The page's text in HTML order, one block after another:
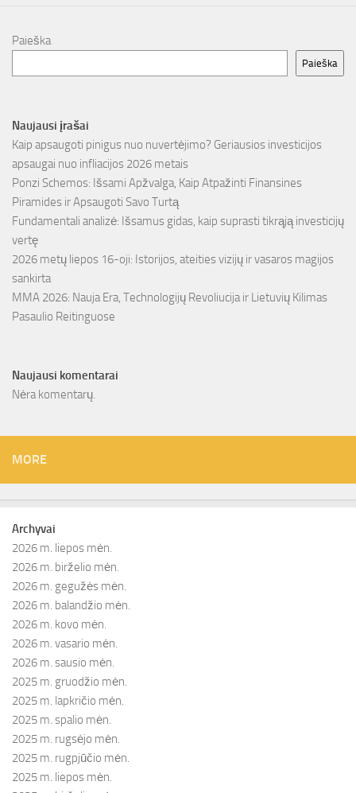
Paieška
Paieška
Naujausi įrašai
Kaip apsaugoti pinigus nuo nuvertėjimo? Geriausios investicijos
apsaugai nuo infliacijos 2026 metais
Ponzi Schemos: Išsami Apžvalga, Kaip Atpažinti Finansines
Piramides ir Apsaugoti Savo Turtą
Fundamentali analizė: Išsamus gidas, kaip suprasti tikrąją investicijų
vertę
2026 metų liepos 16-oji: Istorijos, ateities vizijų ir vasaros magijos
sankirta
MMA 2026: Nauja Era, Technologijų Revoliucija ir Lietuvių Kilimas
Pasaulio Reitinguose
Naujausi komentarai
Nėra komentarų.
MORE
Archyvai
2026 m. liepos mėn.
2026 m. birželio mėn.
2026 m. gegužės mėn.
2026 m. balandžio mėn.
2026 m. kovo mėn.
2026 m. vasario mėn.
2026 m. sausio mėn.
2025 m. gruodžio mėn.
2025 m. lapkričio mėn.
2025 m. spalio mėn.
2025 m. rugsėjo mėn.
2025 m. rugpjūčio mėn.
2025 m. liepos mėn.